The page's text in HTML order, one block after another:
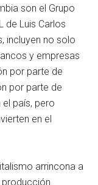
son el Grupo
de Luis Carlos
incluyen no solo
y empresas
por parte de
por parte de
país, pero
en el
arrincona a